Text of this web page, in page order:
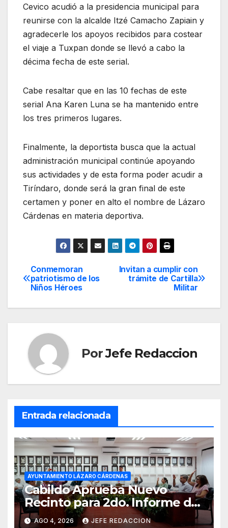
Cevico acudió a la presidencia municipal para
reunirse con la alcalde Itzé Camacho Zapiain y
agradecerle los apoyos recibidos para costear
el viaje a Tuxpan donde se llevó a cabo la
décima fecha de este serial.
Cabe resaltar que en las 10 fechas de este
serial Ana Karen Luna se ha mantenido entre
los tres primeros lugares.
Finalmente, la deportista busca que la actual
administración municipal continúe apoyando
sus actividades y de esta forma poder acudir a
Tiríndaro, donde será la gran final de este
certamen y poner en alto el nombre de Lázaro
Cárdenas en materia deportiva.
Navegación
de
Invitan a cumplir con
trámite de Cartilla
Militar
Conmemoran
patriotismo de los
Niños Héroes
PorJefe Redaccion
Entrada relacionada
AYUNTAMIENTO LÁZARO CÁRDENAS
Cabildo Aprueba Nuevo
Recinto para 2do. Informe de
Gobierno Municipal
AGO 4, 2026 JEFE REDACCION